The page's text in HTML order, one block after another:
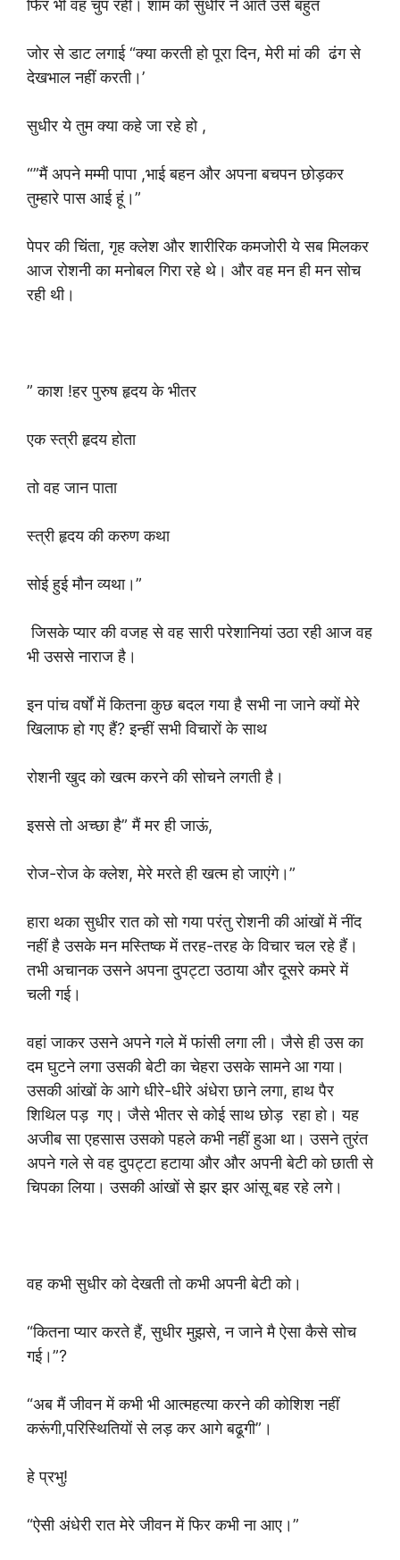
फिर भी वह चुप रही। शाम को सुधीर ने आते उसे बहुत
जोर से डाट लगाई “क्या करती हो पूरा दिन, मेरी मां की ढंग से
देखभाल नहीं करती।’
सुधीर ये तुम क्या कहे जा रहे हो ,
“”मैं अपने मम्मी पापा ,भाई बहन और अपना बचपन छोड़कर
तुम्हारे पास आई हूं।”
पेपर की चिंता, गृह क्लेश और शारीरिक कमजोरी ये सब मिलकर
आज रोशनी का मनोबल गिरा रहे थे। और वह मन ही मन सोच
रही थी।
” काश !हर पुरुष हृदय के भीतर
एक स्त्री हृदय होता
तो वह जान पाता
स्त्री हृदय की करुण कथा
सोई हुई मौन व्यथा।”
जिसके प्यार की वजह से वह सारी परेशानियां उठा रही आज वह
भी उससे नाराज है।
इन पांच वर्षों में कितना कुछ बदल गया है सभी ना जाने क्यों मेरे
खिलाफ हो गए हैं? इन्हीं सभी विचारों के साथ
रोशनी खुद को खत्म करने की सोचने लगती है।
इससे तो अच्छा है” मैं मर ही जाऊं,
रोज-रोज के क्लेश, मेरे मरते ही खत्म हो जाएंगे।”
हारा थका सुधीर रात को सो गया परंतु रोशनी की आंखों में नींद
नहीं है उसके मन मस्तिष्क में तरह-तरह के विचार चल रहे हैं।
तभी अचानक उसने अपना दुपट्टा उठाया और दूसरे कमरे में
चली गई।
वहां जाकर उसने अपने गले में फांसी लगा ली। जैसे ही उस का
दम घुटने लगा उसकी बेटी का चेहरा उसके सामने आ गया।
उसकी आंखों के आगे धीरे-धीरे अंधेरा छाने लगा, हाथ पैर
शिथिल पड़ गए। जैसे भीतर से कोई साथ छोड़ रहा हो। यह
अजीब सा एहसास उसको पहले कभी नहीं हुआ था। उसने तुरंत
अपने गले से वह दुपट्टा हटाया और और अपनी बेटी को छाती से
चिपका लिया। उसकी आंखों से झर झर आंसू बह रहे लगे।
वह कभी सुधीर को देखती तो कभी अपनी बेटी को।
“कितना प्यार करते हैं, सुधीर मुझसे, न जाने मै ऐसा कैसे सोच
गई।”?
“अब मैं जीवन में कभी भी आत्महत्या करने की कोशिश नहीं
करूंगी,परिस्थितियों से लड़ कर आगे बढूगी”।
हे प्रभु!
“ऐसी अंधेरी रात मेरे जीवन में फिर कभी ना आए।”